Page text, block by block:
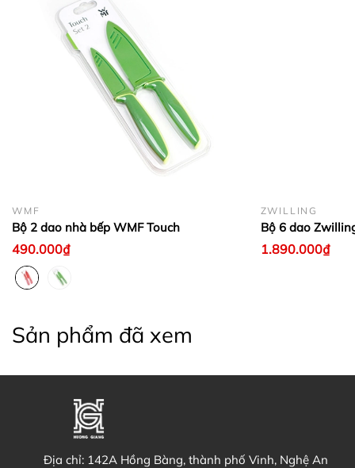
WMF
Bộ 2 dao nhà bếp WMF Touch
490.000₫
ZWILLING
Bộ 6 dao
1.890.000₫
Sản phẩm đã xem
Địa chỉ: 142A Hồng Bàng, thành phố Vinh, Nghệ An